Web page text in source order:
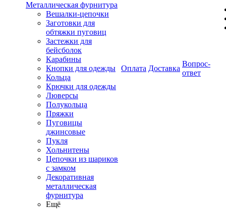
Металлическая фурнитура
Вешалки-цепочки
Заготовки для
обтяжки пуговиц
Застежки для
бейсболок
Карабины
Кнопки для одежды
Кольца
Крючки для одежды
Люверсы
Полукольца
Пряжки
Пуговицы
джинсовые
Пукля
Хольнитены
Цепочки из шариков
с замком
Декоративная
металлическая
фурнитура
Ещё
Оплата Доставка
Вопрос-
ответ